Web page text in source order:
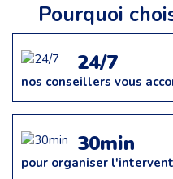
Pourquoi
24/7
nos conseillers vous
30min
pour organiser